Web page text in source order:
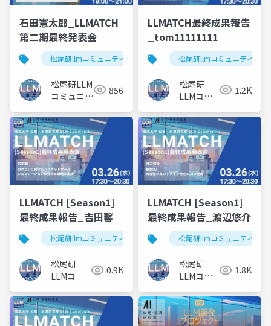
石田憲太郎_LLMATCH
第二期最終発表会
松尾研llmコミュニティ llmatch 医療
松尾研LLM
コミュニテ
856
LLMATCH最終成果報告
_tom11111111
松尾研llmコミュニティ
松尾研
LLMコミ
1.2K
LLMATCH [Season1]
最終成果報告_吉田馨
松尾研llmコミュニティ llmatch ロボット
松尾研
LLMコミ
0.9K
LLMATCH [Season1]
最終成果報告_渡辺悠介
松尾研llmコミュニティ
松尾研
LLMコミ
1.8K